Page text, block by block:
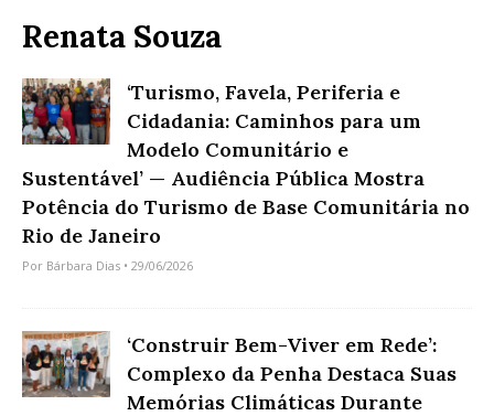
Renata Souza
‘Turismo, Favela, Periferia e
Cidadania: Caminhos para um
Modelo Comunitário e
Sustentável’ — Audiência Pública Mostra
Potência do Turismo de Base Comunitária no
Rio de Janeiro
Por Bárbara Dias • 29/06/2026
‘Construir Bem-Viver em Rede’:
Complexo da Penha Destaca Suas
Memórias Climáticas Durante